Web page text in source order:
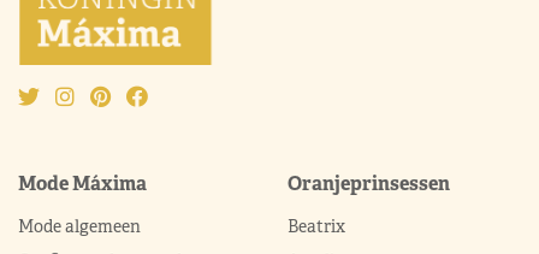
Mode Máxima
Mode algemeen
Oranjeprinsessen
Beatrix